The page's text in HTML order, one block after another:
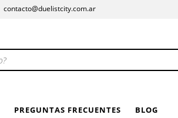
contacto@duelistcity.com.ar
PREGUNTAS FRECUENTES BLOG